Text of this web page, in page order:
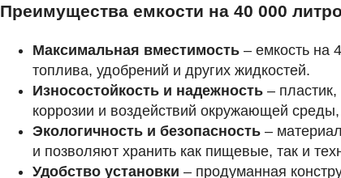
Преимущества емкости на 40 000
Максимальная вместимость – емкость на
топлива, удобрений и других жидкостей.
Износостойкость и надежность –
коррозии и воздействий окружающей
Экологичность и безопасность –
и позволяют хранить как пищевые, так и
Удобство установки – продуманная